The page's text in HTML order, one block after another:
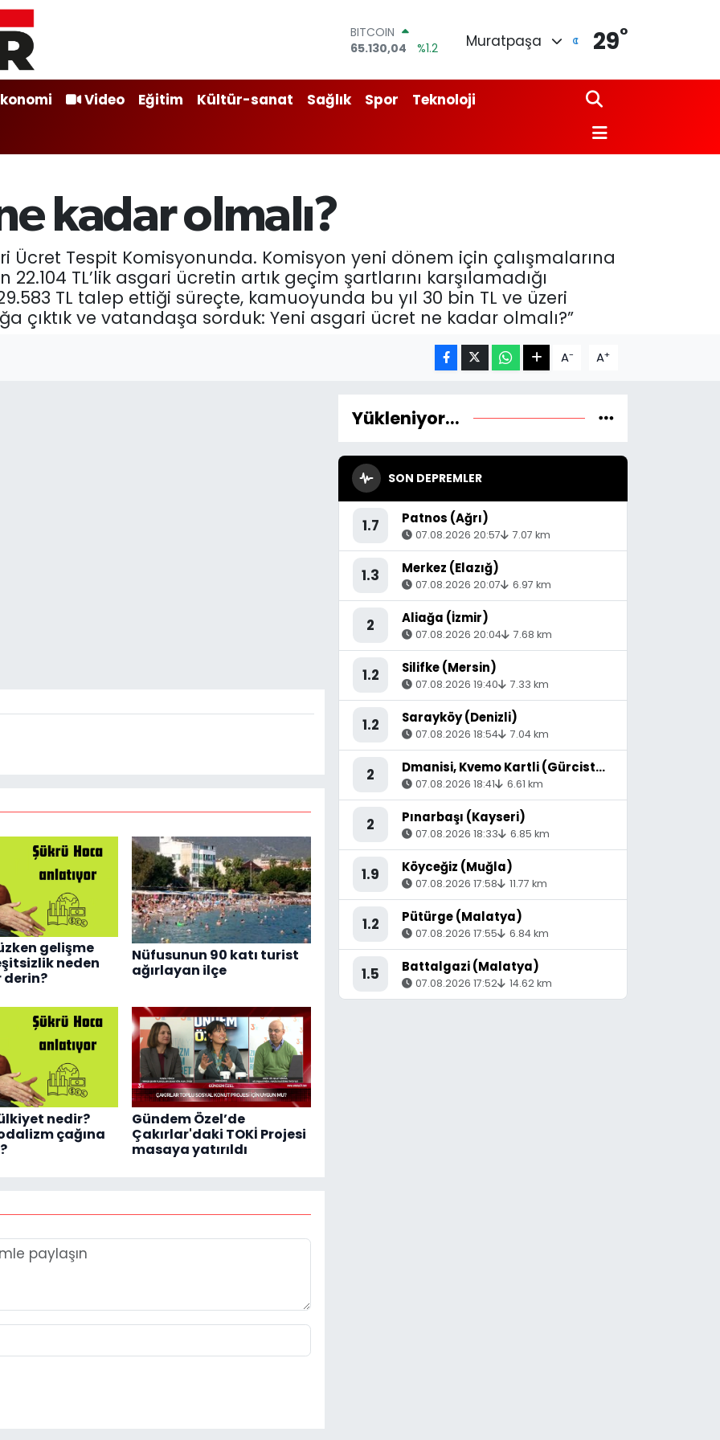
BITCOIN
65.130,04
%1.2
47,7106
%0.17
EURO
55,1652
Muratpaşa 29°
Video Eğitim Kültür-sanat Sağlık Spor
Teknoloji
kadar olmalı?
Ücret Tespit Komisyonunda. Komisyon yeni dönem için çalışmalarına
TL’lik asgari ücretin artık geçim şartlarını karşılamadığı
29.583 TL talep ettiği süreçte, kamuoyunda bu yıl 30 bin TL ve üzeri
çıktık ve vatandaşa sorduk: Yeni asgari ücret ne kadar olmalı?”
A- A+
gelişme
neden
derin?
Nüfusunun 90 katı turist
ağırlayan ilçe
nedir?
çağına
Gündem Özel’de
Çakırlar'daki TOKİ Projesi
masaya yatırıldı
Yükleniyor...
SON DEPREMLER
1.7 Patnos (Ağrı)
07.08.2026 20:57 7.07 km
1.3 Merkez (Elazığ)
07.08.2026 20:07 6.97 km
2 Aliağa (İzmir)
07.08.2026 20:04 7.68 km
1.2 Silifke (Mersin)
07.08.2026 19:40 7.33 km
1.2 Sarayköy (Denizli)
07.08.2026 18:54 7.04 km
2 Dmanisi, Kvemo Kartli (Gürcistan) - [53.36 km] Akyaka (Kars)
07.08.2026 18:41 6.61 km
2 Pınarbaşı (Kayseri)
07.08.2026 18:33 6.85 km
1.9 Köyceğiz (Muğla)
07.08.2026 17:58 11.77 km
1.2 Pütürge (Malatya)
07.08.2026 17:55 6.84 km
1.5 Battalgazi (Malatya)
07.08.2026 17:52 14.62 km